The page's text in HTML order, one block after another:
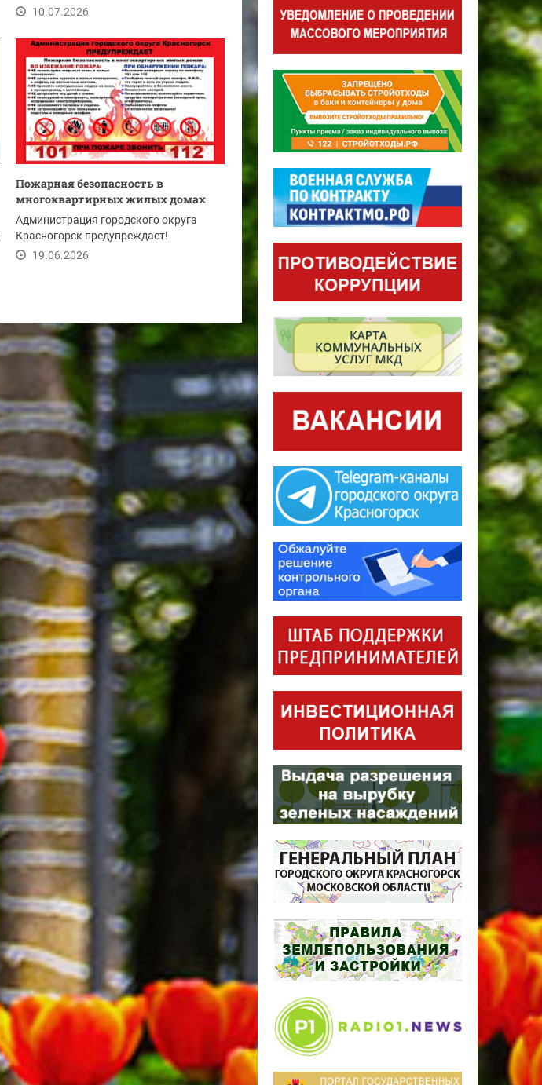
происшествия были...
10.07.2026
Пожарная безопасность в
многоквартирных жилых домах
Администрация городского округа
Красногорск предупреждает!
19.06.2026